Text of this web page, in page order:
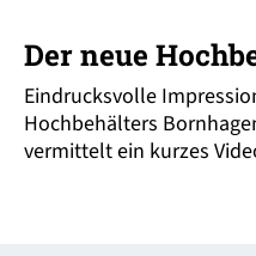
Der neue
Eindrucksvolle
Hochbehälters
vermittelt ein kurzes